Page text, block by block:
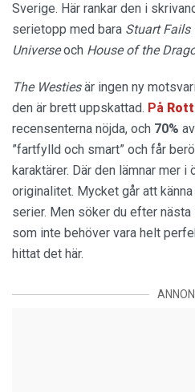
Sverige. Här rankar den i
serietopp med bara Stuart Fails
Universeoch House of the
The Westiesär ingen ny
den är brett uppskattad. På
recensenterna nöjda, och 70%
”fartfylld och smart” och får
karaktärer. Där den lämnar mer
originalitet. Mycket går att
serier. Men söker du efter
som inte behöver vara helt
hittat det här.